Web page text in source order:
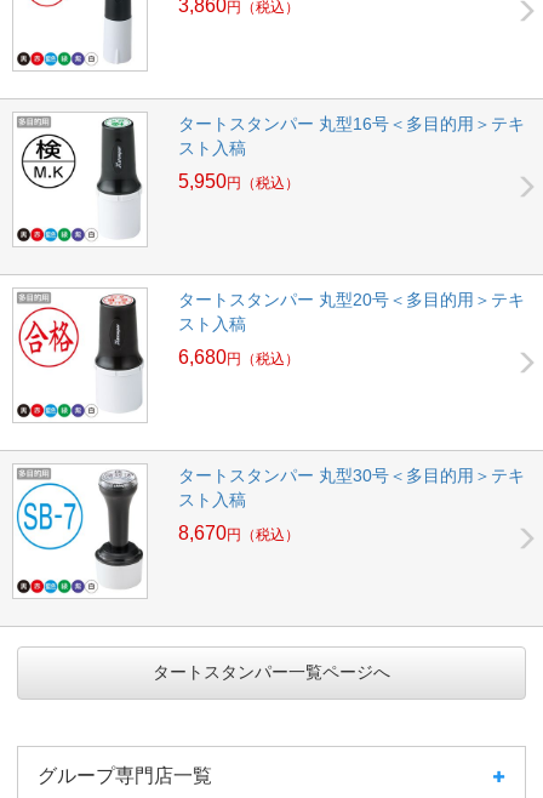
3,860円 （税込）
タートスタンパー 丸型16号＜多目的用＞テキ
スト入稿
5,950円 （税込）
タートスタンパー 丸型20号＜多目的用＞テキ
スト入稿
6,680円 （税込）
タートスタンパー 丸型30号＜多目的用＞テキ
スト入稿
8,670円 （税込）
タートスタンパー一覧ページへ
グループ専門店一覧